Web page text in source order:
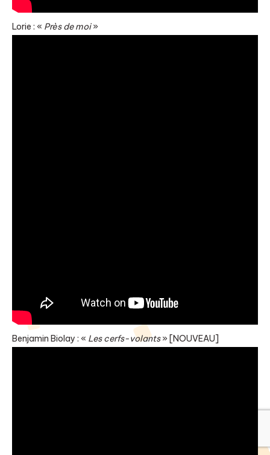
Lorie : « Près de moi»
Benjamin Biolay : « Les cerfs-volants» [NOUVEAU]